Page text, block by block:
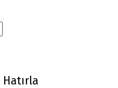
Hatırla